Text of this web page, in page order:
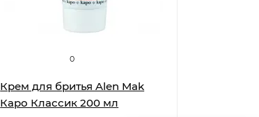
0
Крем для бритья Alen Mak
Каро Классик 200 мл